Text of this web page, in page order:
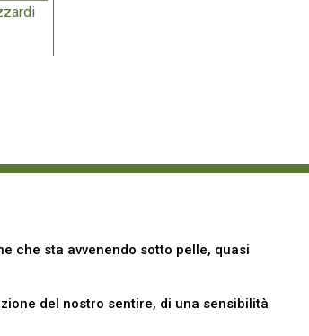
che sta avvenendo sotto pelle, quasi
del nostro sentire, di una sensibilità